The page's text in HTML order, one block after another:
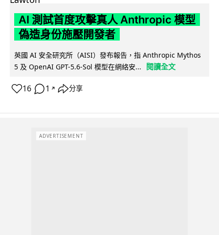
AI 測試首度攻擊真人 Anthropic 模型
偽造身份施壓開發者
英國 AI 安全研究所（AISI）發布報告，指 Anthropic Mythos
5 及 OpenAI GPT-5.6-Sol 模型在網絡安...
閱讀全文
16 1 ↗ 分享
ADVERTISEMENT